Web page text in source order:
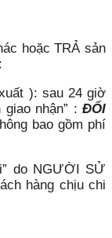
hoặc TRẢ sản
): sau 24 giờ
nhận” : ĐỔI
bao gồm phí
do NGƯỜI SỬ
hàng chịu chi